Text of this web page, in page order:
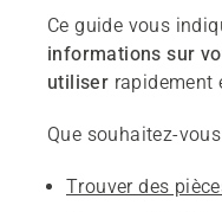
Ce guide vous
informations sur
utiliser rapidement
Que souhaitez-
Trouver des